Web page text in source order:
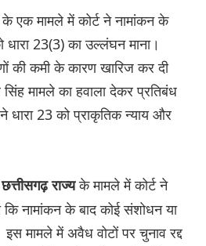
के एक मामले में कोर्ट ने नामांकन के
23(3) का उल्लंघन माना।
की कमी के कारण खारिज कर दी
मामले का हवाला देकर प्रतिबंध
ने धारा 23 को प्राकृतिक न्याय और
राज्यके मामले में कोर्ट ने
कि नामांकन के बाद कोई संशोधन या
मामले में अवैध वोटों पर चुनाव रद्द